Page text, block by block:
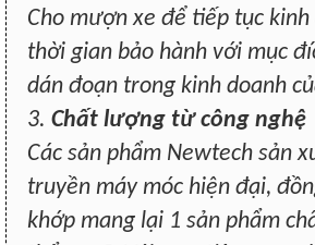
Cho mượn xe để tiếp tục
thời gian bảo hành với mục
dán đoạn trong kinh doanh
3. Chất lượng từ công nghệ
Các sản phẩm Newtech sản
truyền máy móc hiện đại,
khớp mang lại 1 sản phẩm